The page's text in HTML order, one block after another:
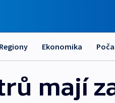
Regiony Ekonomika
mají